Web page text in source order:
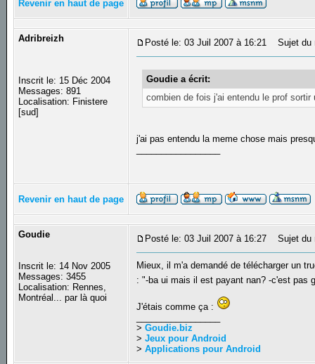
Revenir en haut de page
Adribreizh
Inscrit le: 15 Déc 2004
Messages: 891
Localisation: Finistere
[sud]
Posté le: 03 Juil 2007 à 16:21 Sujet du
Goudie a écrit:
combien de fois j'ai entendu le prof
j'ai pas entendu la meme chose mais
Revenir en haut de page
Goudie
Inscrit le: 14 Nov 2005
Messages: 3455
Localisation: Rennes,
Montréal... par là quoi
Posté le: 03 Juil 2007 à 16:27 Sujet du
Mieux, il m'a demandé de télécharger un
: "-ba ui mais il est payant nan? -c'est pas
J'étais comme ça :
>Goudie.biz
>Jeux pour Android
>Applications pour Android